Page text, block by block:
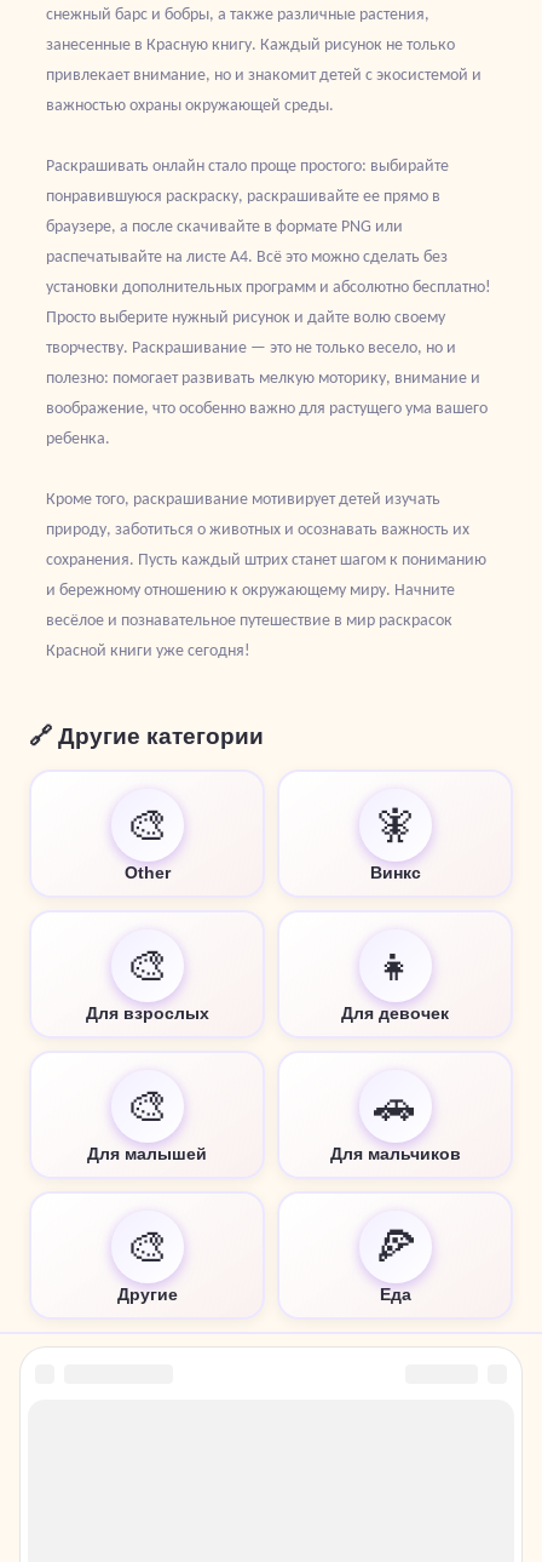
снежный барс и бобры, а также различные растения,
занесенные в Красную книгу. Каждый рисунок не только
привлекает внимание, но и знакомит детей с экосистемой и
важностью охраны окружающей среды.
Раскрашивать онлайн стало проще простого: выбирайте
понравившуюся раскраску, раскрашивайте ее прямо в
браузере, а после скачивайте в формате PNG или
распечатывайте на листе А4. Всё это можно сделать без
установки дополнительных программ и абсолютно бесплатно!
Просто выберите нужный рисунок и дайте волю своему
творчеству. Раскрашивание — это не только весело, но и
полезно: помогает развивать мелкую моторику, внимание и
воображение, что особенно важно для растущего ума вашего
ребенка.
Кроме того, раскрашивание мотивирует детей изучать
природу, заботиться о животных и осознавать важность их
сохранения. Пусть каждый штрих станет шагом к пониманию
и бережному отношению к окружающему миру. Начните
весёлое и познавательное путешествие в мир раскрасок
Красной книги уже сегодня!
🔗 Другие категории
🎨
Other
🧚
Винкс
🎨
Для взрослых
👧
Для девочек
🎨
Для малышей
🚗
Для мальчиков
🎨
Другие
🍕
Еда